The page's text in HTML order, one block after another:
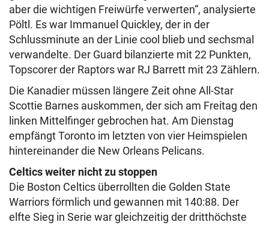
aber die wichtigen Freiwürfe verwerten“, analysierte
Pöltl. Es war Immanuel Quickley, der in der
Schlussminute an der Linie cool blieb und sechsmal
verwandelte. Der Guard bilanzierte mit 22 Punkten,
Topscorer der Raptors war RJ Barrett mit 23 Zählern.
Die Kanadier müssen längere Zeit ohne All-Star
Scottie Barnes auskommen, der sich am Freitag den
linken Mittelfinger gebrochen hat. Am Dienstag
empfängt Toronto im letzten von vier Heimspielen
hintereinander die New Orleans Pelicans.
Celtics weiter nicht zu stoppen
Die Boston Celtics überrollten die Golden State
Warriors förmlich und gewannen mit 140:88. Der
elfte Sieg in Serie war gleichzeitig der dritthöchste